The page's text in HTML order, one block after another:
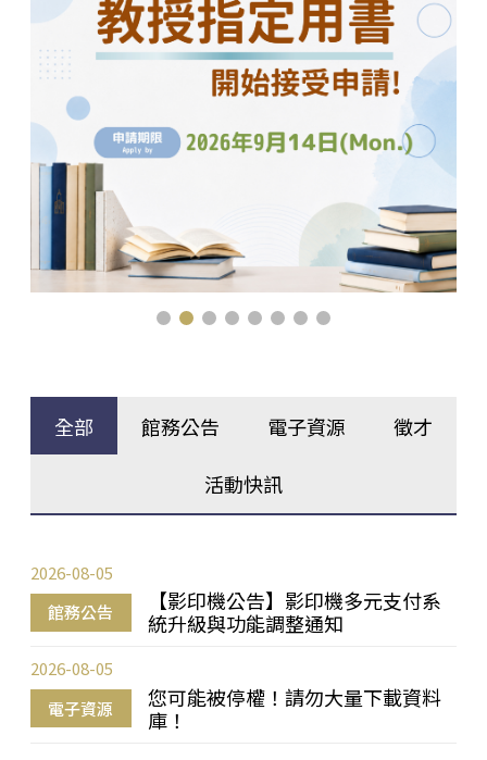
全部 館務公告 電子資源 徵才
活動快訊
館務公告
【影印機公告】影印機多元支付系
統升級與功能調整通知
2026-08-05
電子資源
您可能被停權！請勿大量下載資料
庫！
2026-08-05